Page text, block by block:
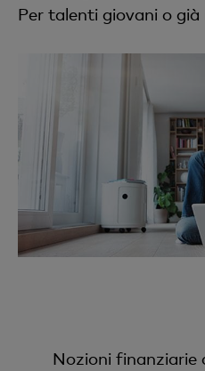
Per talenti giovani o
Nozioni